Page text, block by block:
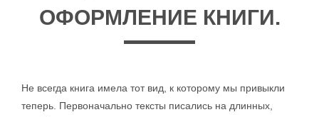
ОФОРМЛЕНИЕ КНИГИ.
Не всегда книга имела тот вид, к которому мы привыкли
теперь. Первоначально тексты писались на длинных,